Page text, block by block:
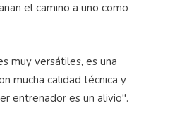
el camino a uno como
muy versátiles, es una
mucha calidad técnica y
entrenador es un alivio".